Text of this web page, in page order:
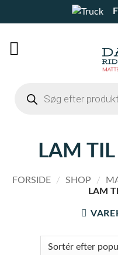
search
LAM
FORSIDE / SHOP /
LAM